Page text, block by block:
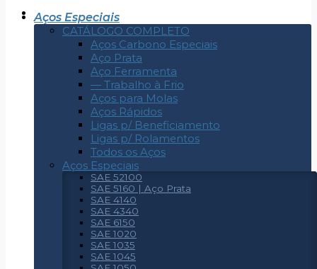
Aços Especiais
CATÁLOGO COMPLETO
Aços Carbono Especiais
Aço Prata
Aço Ferramenta
— Trabalho à Frio
Aços para Molas
Aços Rápidos
Ligas p/ Beneficiamento
Ligas p/ Rolamentos
Todos os Aços
Aços Especiais
SAE 52100
SAE 5160 | Aço Prata
SAE 4140
SAE 4340
SAE 6150
SAE 1020
SAE 1035
SAE 1045